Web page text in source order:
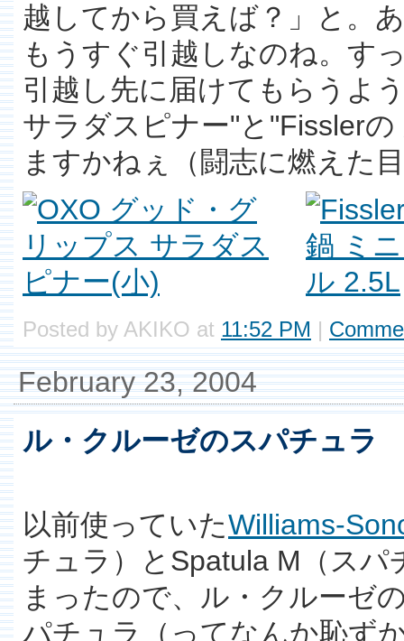
越してから買えば？」と。
もうすぐ引越しなのね。す
引越し先に届けてもらうよ
サラダスピナー"と"Fissler
ますかねぇ（闘志に燃えた
Posted by AKIKO at 11:52 PM |
February 23, 2004
ル・クルーゼのスパチュラ
以前使っていたWilliams-
チュラ）とSpatula M（ス
まったので、ル・クルーゼ
パチュラ（ってなんか恥ず